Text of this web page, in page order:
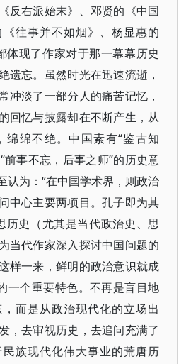
反右派始末》、邓贤的《中国
往事并不如烟》、杨显惠的
体现了作家对于那一幕幕历史
遗忘。虽然时光在迅速流逝，
冲淡了一部分人的痛苦记忆，
回忆与披露却在不断产生，从
绵绵不绝。中国素有“鉴古知
前事不忘，后事之师”的历史意
认为：“在中国学术界，则政治
中心主要两项目。孔子即为其
历史（尤其是当代政治史、思
当代作家深入探讨中国问题的
样一来，鲜明的政治意识就成
一个重要特色。不再是盲目地
而是从政治现代化的立场出
，去审视历史，去追问充满了
族现代化伟大事业的荒唐历